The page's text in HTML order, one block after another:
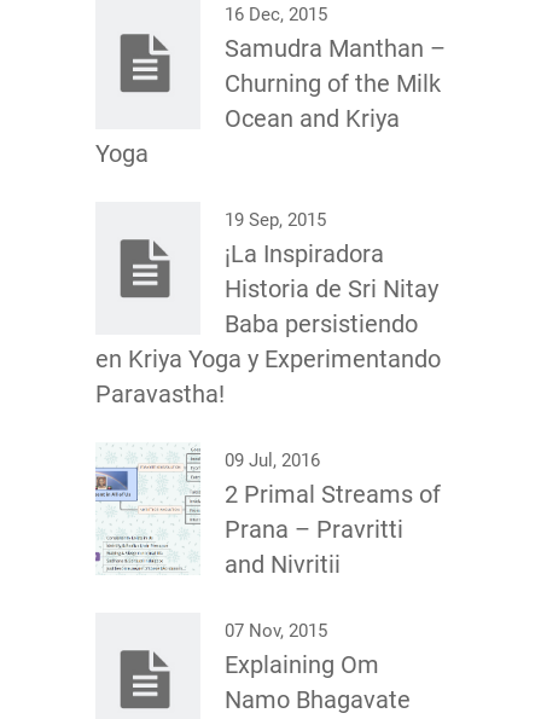
16 Dec, 2015
Samudra Manthan –
Churning of the Milk
Ocean and Kriya
Yoga
19 Sep, 2015
¡La Inspiradora
Historia de Sri Nitay
Baba persistiendo
en Kriya Yoga y Experimentando
Paravastha!
09 Jul, 2016
2 Primal Streams of
Prana – Pravritti
and Nivritii
07 Nov, 2015
Explaining Om
Namo Bhagavate